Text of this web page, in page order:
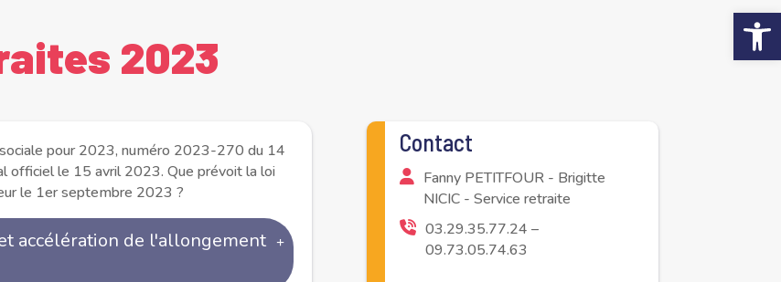
2023
pour 2023, numéro 2023-270 du 14
officiel le 15 avril 2023. Que prévoit la loi
le 1er septembre 2023 ?
accélération de l'allongement
Contact
Fanny PETITFOUR - Brigitte
NICIC - Service retraite
03.29.35.77.24 –
09.73.05.74.63